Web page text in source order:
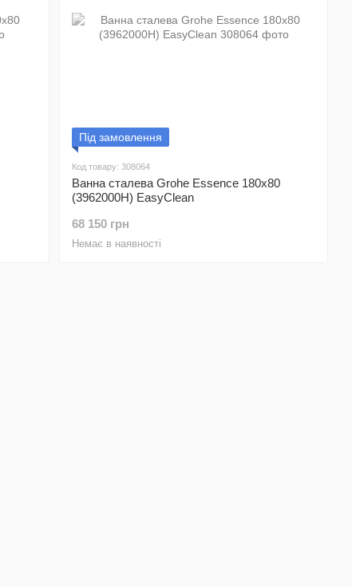
Під замовлення
Код товару: 308064
Ванна сталева Grohe Essence 180x80
(3962000H) EasyClean
68 150 грн
Немає в наявності